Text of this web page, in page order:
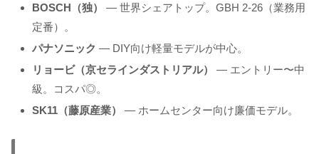
BOSCH（独）
— 世界シェアトップ。GBH 2-26（業務用
定番）。
パナソニック — DIY向け軽量モデルが中心。
リョービ（京セラインダストリアル）
— エントリー〜中
級。コスパ◎。
SK11（藤原産業）
— ホームセンター向け廉価モデル。